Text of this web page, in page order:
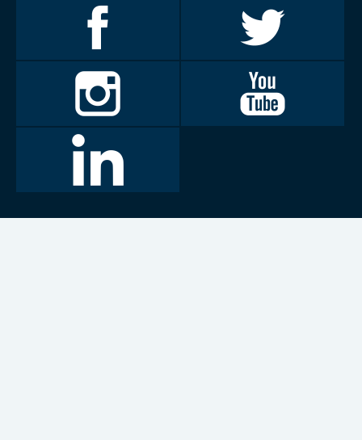
Facebookissa
Twitterissä
Invalidiliitto
Instagramissa
Youtubessa